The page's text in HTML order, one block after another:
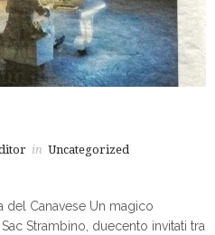
in Uncategorized
del Canavese Un magico
Strambino, duecento invitati tra